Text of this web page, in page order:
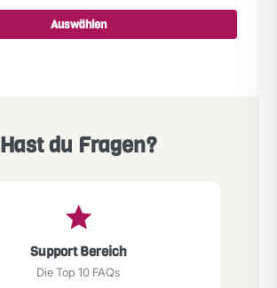
Auswählen
Hast du Fragen?
Support Bereich
Die Top 10 FAQs